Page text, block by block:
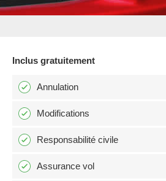
Inclus gratuitement
Annulation
Modifications
Responsabilité civile
Assurance vol